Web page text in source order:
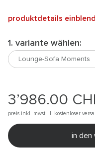
produktdetails
1. variante wählen:
3’986.00
preis inkl. mwst. | kostenloser
in den